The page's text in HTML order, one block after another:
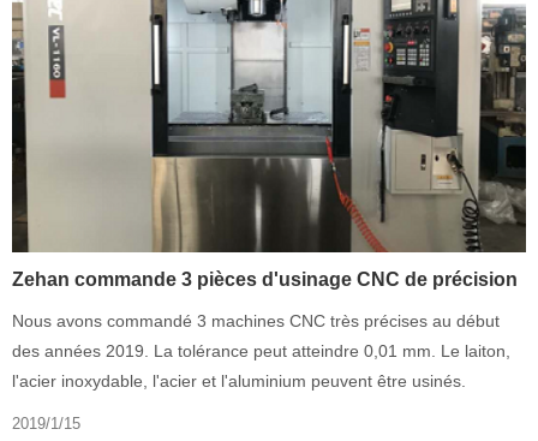
Zehan commande 3 pièces d'usinage CNC de précision
Nous avons commandé 3 machines CNC très précises au début
des années 2019. La tolérance peut atteindre 0,01 mm. Le laiton,
l'acier inoxydable, l'acier et l'aluminium peuvent être usinés.
2019/1/15